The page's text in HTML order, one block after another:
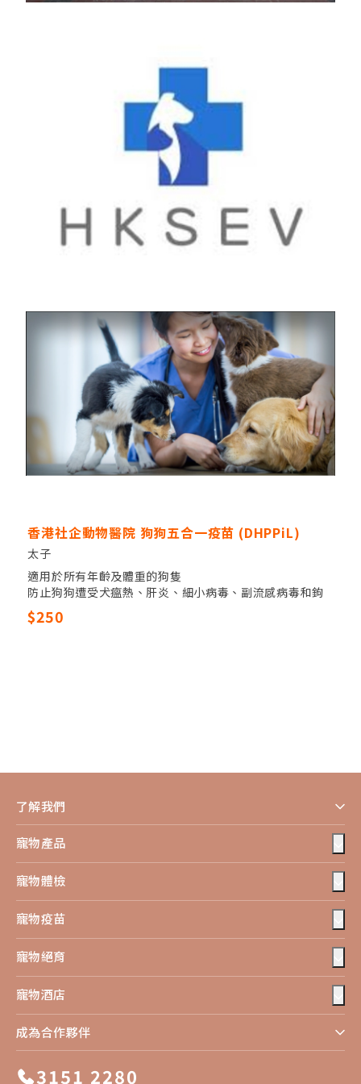
香港社企動物醫院 狗狗五合一疫苗 (DHPPiL)
太子
適用於所有年齡及體重的狗隻
防止狗狗遭受犬瘟熱、肝炎、細小病毒、副流感病毒和鉤
端螺旋體病的侵襲。
$250
了解我們
寵物產品
寵物體檢
寵物疫苗
寵物絕育
寵物酒店
成為合作夥伴
3151 2280